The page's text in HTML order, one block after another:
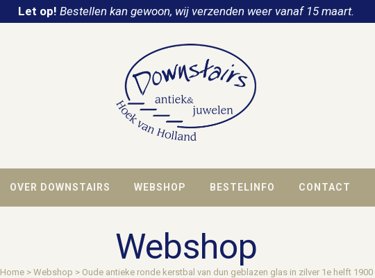
Let op! Bestellen kan gewoon, wij verzenden weer vanaf 15 maart.
OVER DOWNSTAIRS WEBSHOP BESTELINFO CONTACT
Webshop
Home> Webshop > Oude antieke ronde kerstbal van dun geblazen glas in zilver 1e helft 1900